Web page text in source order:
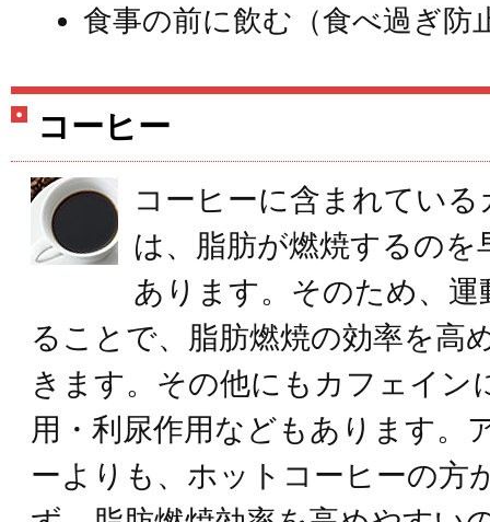
食事の前に飲む（食べ過ぎ防
コーヒー
コーヒーに含まれてい
は、脂肪が燃焼するのを
あります。そのため、運
ることで、脂肪燃焼の効率を高
きます。その他にもカフェイン
用・利尿作用などもあります。
ーよりも、ホットコーヒーの方